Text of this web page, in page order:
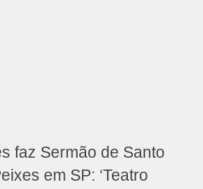
faz Sermão de Santo
em SP: ‘Teatro